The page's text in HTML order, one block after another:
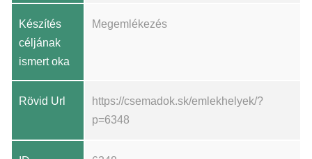
Készítés
céljának
ismert oka
Megemlékezés
Rövid Url
https://csemadok.sk/emlekhelyek/?
p=6348